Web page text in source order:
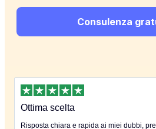
Consulenza
Ottima scelta
Risposta chiara e rapida ai miei dubbi,